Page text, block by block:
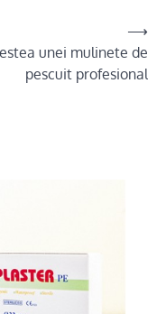
unei mulinete de
pescuit profesional
⟶